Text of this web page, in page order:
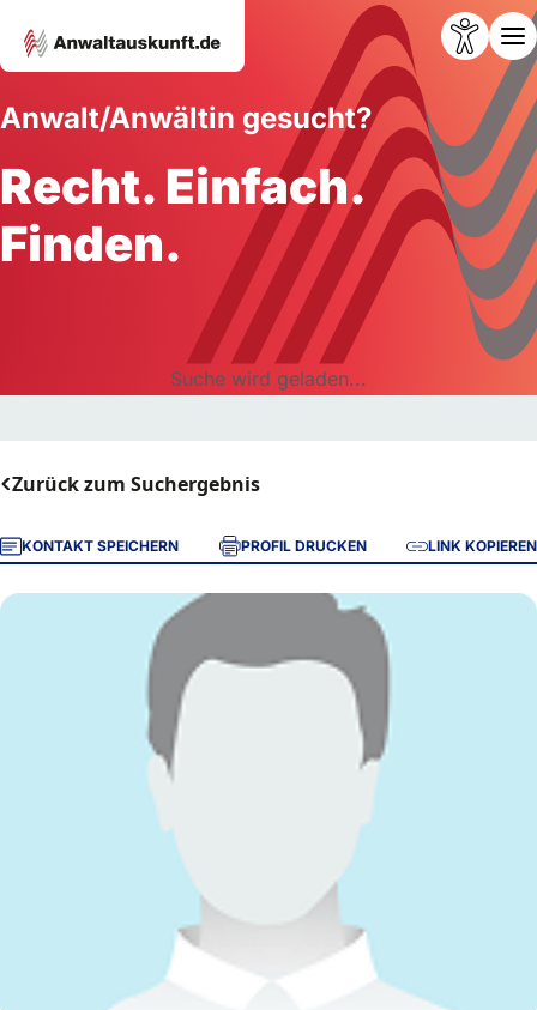
Anwalt/Anwältin gesucht?
Recht. Einfach.
Finden.
Suche wird geladen...
Zurück zum Suchergebnis
KONTAKT SPEICHERN PROFIL DRUCKEN LINK KOPIEREN